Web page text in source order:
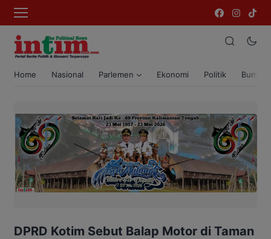
Home Nasional Parlemen Ekonomi Politik Bumi
DPRD Kotim Sebut Balap Motor di Taman